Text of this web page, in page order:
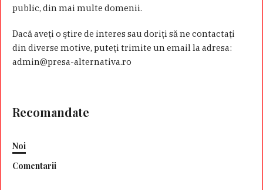
public, din mai multe domenii.
Dacă aveţi o ştire de interes sau doriţi să ne contactaţi
din diverse motive, puteţi trimite un email la adresa:
admin@presa-alternativa.ro
Recomandate
Noi
Comentarii